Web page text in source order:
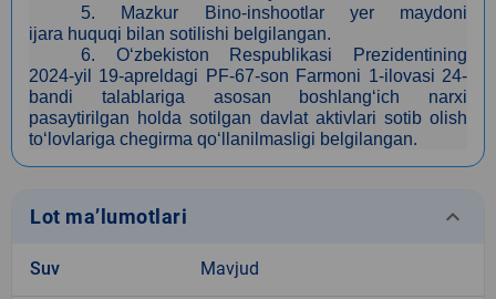
5. Mazkur Bino-inshootlar yer maydoni
ijara huquqi bilan sotilishi belgilangan.
6. O‘zbekiston Respublikasi Prezidentining
2024-yil 19-apreldagi PF-67-son Farmoni 1-ilovasi 24-
bandi talablariga asosan boshlang‘ich narxi
pasaytirilgan holda sotilgan davlat aktivlari sotib olish
to‘lovlariga chegirma qo‘llanilmasligi belgilangan.
Lot ma’lumotlari keyboard_arrow_down
Suv Mavjud